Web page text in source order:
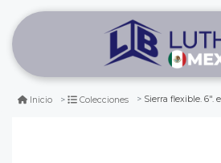
Inicio Colecciones Sierra flexible. 6". e. lynx flush